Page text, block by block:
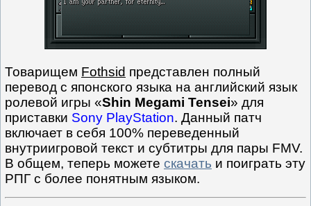
Товарищем Fothsid представлен полный
перевод с японского языка на английский язык
ролевой игры «Shin Megami Tensei» для
приставки Sony PlayStation. Данный патч
включает в себя 100% переведенный
внутриигровой текст и субтитры для пары FMV.
В общем, теперь можете скачать и поиграть эту
РПГ с более понятным языком.